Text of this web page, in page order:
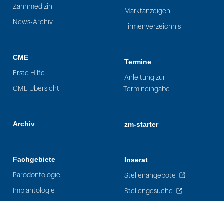
Zahnmedizin
News-Archiv
CME
Erste Hilfe
CME Übersicht
Archiv
Fachgebiete
Parodontologie
Implantologie
Marktanzeigen
Firmenverzeichnis
Termine
Anleitung zur
Termineingabe
zm-starter
Inserat
Stellenangebote
Stellengesuche